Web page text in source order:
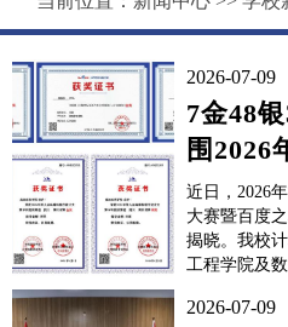
2026-07-09
7金48
围2026
学生程
近日，2026
大赛暨百度
揭晓。我校
工程学院及
并有44名学
2026-07-09